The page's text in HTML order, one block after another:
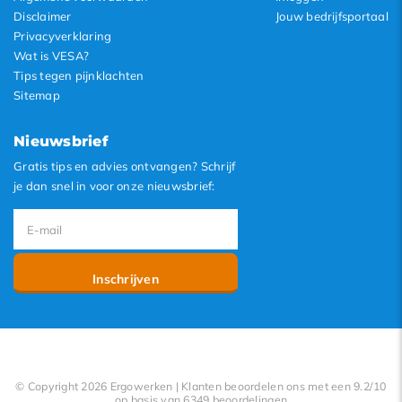
Disclaimer
Privacyverklaring
Wat is VESA?
Tips tegen pijnklachten
Sitemap
Jouw bedrijfsportaal
Nieuwsbrief
Gratis tips en advies ontvangen? Schrijf
je dan snel in voor onze nieuwsbrief:
Inschrijven
© Copyright 2026 Ergowerken | Klanten beoordelen ons met een 9.2/10